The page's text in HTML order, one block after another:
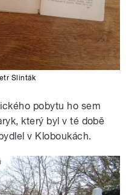
Slinták
pobytu ho sem
který byl v té době
v Kloboukách.